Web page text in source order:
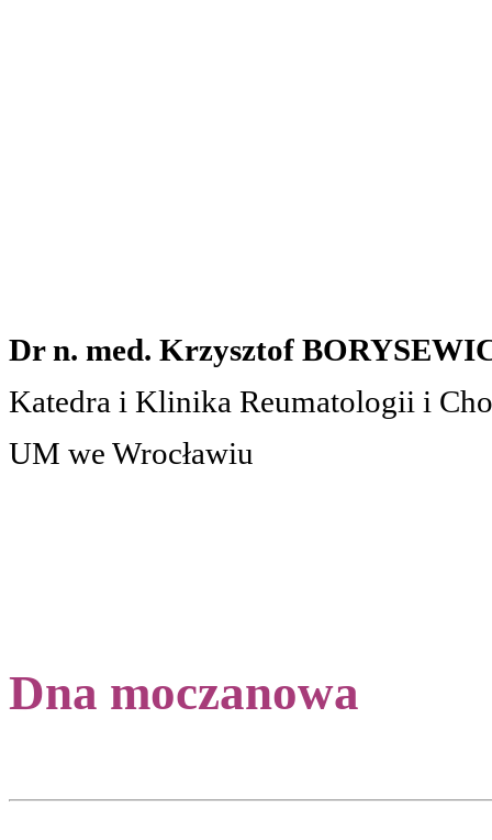
Dr n. med. Krzysztof
Katedra i Klinika Reumatologii i
UM we Wrocławiu
Dna moczanowa